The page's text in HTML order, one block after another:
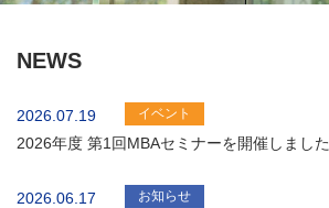
NEWS
2026.07.19 イベント
2026年度 第1回MBAセミナーを開催しました
2026.06.17 お知らせ